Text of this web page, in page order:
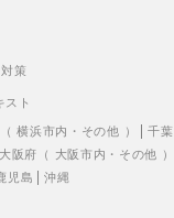
策
スト
（横浜市内 ・ その他 ） 千葉
大阪府 （ 大阪市内 ・ その他 ）
児島 沖縄